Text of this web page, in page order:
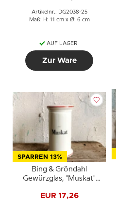
Artikelnr.: DG2038-25
Maß: H: 11 cm x Ø: 6 cm
AUF LAGER
Zur Ware
SPARREN 13%
Bing & Gröndahl
Gewürzglas, "Muskat"
EUR 17,26